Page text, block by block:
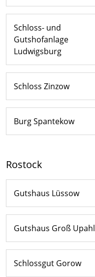
Schloss- und
Gutshofanlage
Ludwigsburg
Schloss Zinzow
Burg Spantekow
Rostock
Gutshaus Lüssow
Gutshaus Groß Upahl
Schlossgut Gorow